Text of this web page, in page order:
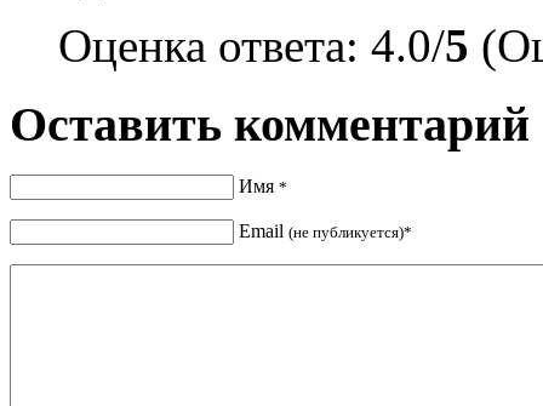
Оценка ответа: 4.0/5
Оставить комментарий
Имя *
Email (не публикуется)*